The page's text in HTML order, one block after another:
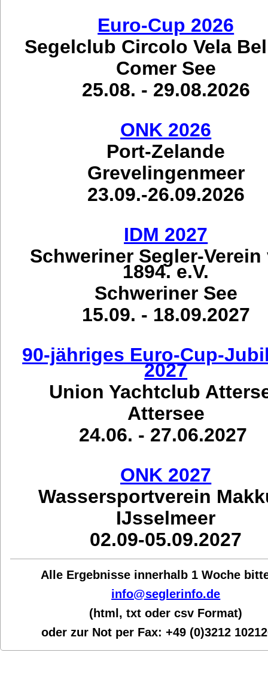
Euro-Cup 2026
Segelclub Circolo Vela
Comer See
25.08. - 29.08.2026
ONK 2026
Port-Zelande
Grevelingenmeer
23.09.-26.09.2026
IDM 2027
Schweriner Segler-Verein
1894. e.V.
Schweriner See
15.09. - 18.09.2027
90-jähriges Euro-Cup-
2027
Union Yachtclub
Attersee
24.06. - 27.06.2027
ONK 2027
Wassersportverein
IJsselmeer
02.09-05.09.2027
Alle Ergebnisse innerhalb 1 Woche bit
info@seglerinfo.de
(html, txt oder csv Format)
oder zur Not per Fax:+49 (0)3212